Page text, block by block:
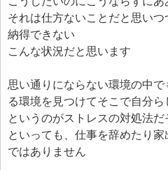
それは仕方ないことだと思い
納得できない
こんな状況だと思います
思い通りにならない環境の中
る環境を見つけてそこで自分ら
というのがストレスの対処法だ
といっても、仕事を辞めたり
ではありません